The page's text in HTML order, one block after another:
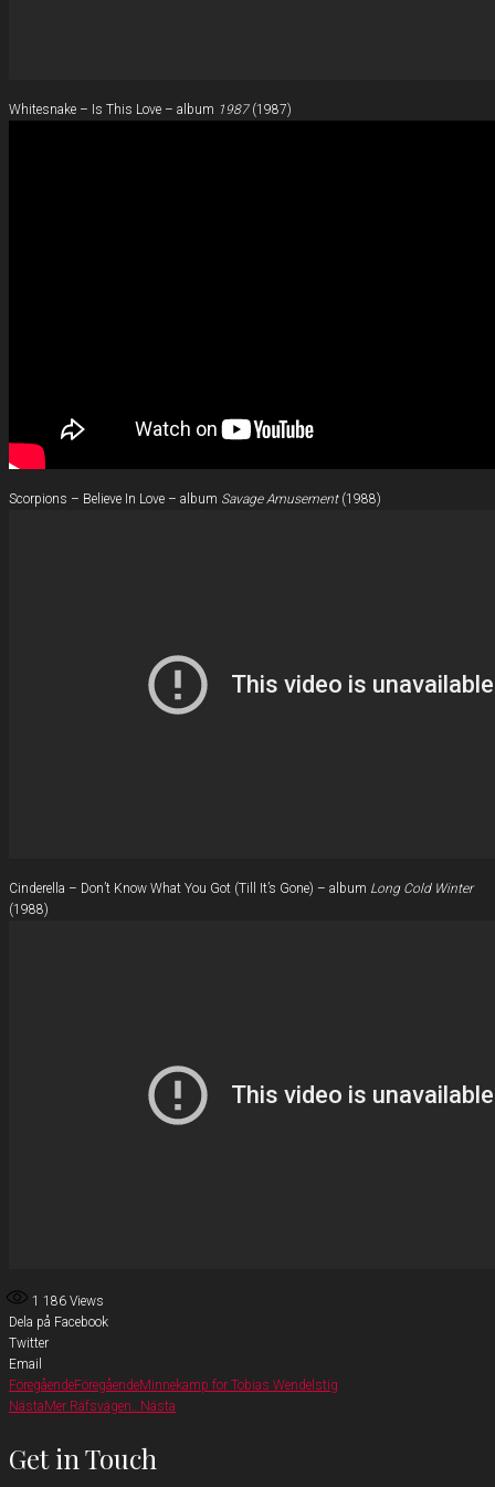
Whitesnake – Is This Love – album 1987(1987)
Scorpions – Believe In Love – album Savage Amusement(1988)
Cinderella – Don’t Know What You Got (Till It’s Gone) – album Long Cold Winter
(1988)
1 186 Views
Dela på Facebook
Twitter
Email
FöregåendeFöregåendeMinnekamp for Tobias Wendelstig
NästaMer Räfsvägen… Nästa
Get in Touch